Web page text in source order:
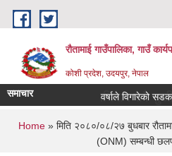
Skip to main content
रौतामाई गाउँपालिका, गाउँ
कोशी प्रदेश, उदयपुर, नेपाल
हाम्रो अभियान सबै सुखी र खुसी
समाचार वर्षाले विगारेको सडक
You are here
Home» मिति २०८०/०८/२७ बुधबार
(ONM) सम्बन्धी